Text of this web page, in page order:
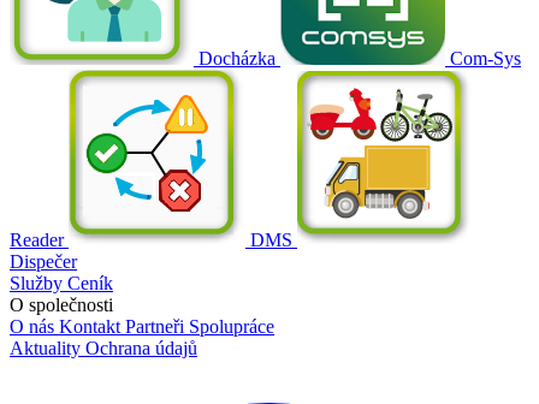
Docházka Com-Sys
Reader
DMS
Dispečer
Služby Ceník
O společnosti
O nás Kontakt Partneři Spolupráce
Aktuality Ochrana údajů